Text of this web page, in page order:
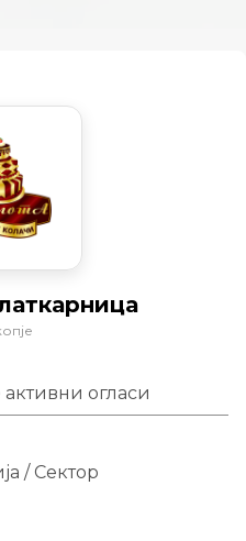
активни огласи
/ Сектор